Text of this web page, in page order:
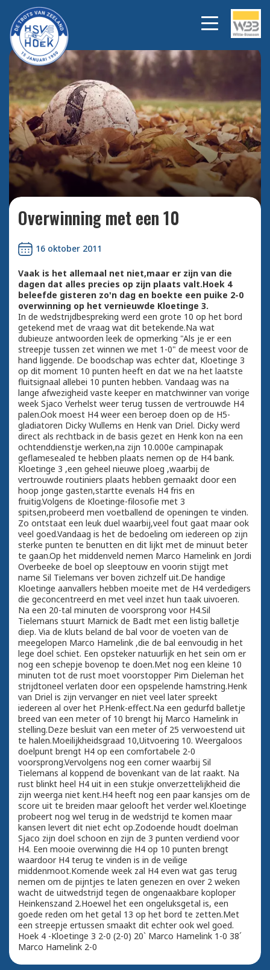
Bekijk alle foto's
Overwinning met een 10
16 oktober 2011
Vaak is het allemaal net niet,maar er zijn van die
dagen dat alles precies op zijn plaats valt.Hoek 4
beleefde gisteren zo'n dag en boekte een puike 2-0
overwinning op het vernieuwde Kloetinge 3.
In de wedstrijdbespreking werd een grote 10 op het bord
getekend met de vraag wat dit betekende.Na wat
dubieuze antwoorden leek de opmerking "Als je er een
streepje tussen zet winnen we met 1-0" de meest voor de
hand liggende. De boodschap was echter dat, Kloetinge 3
op dit moment 10 punten heeft en dat we na het laatste
fluitsignaal allebei 10 punten hebben. Vandaag was na
lange afwezigheid vaste keeper en matchwinner van vorige
week Sjaco Verhelst weer terug tussen de vertrouwde H4
palen.Ook moest H4 weer een beroep doen op de H5-
gladiatoren Dicky Wullems en Henk van Driel. Dicky werd
direct als rechtback in de basis gezet en Henk kon na een
ochtenddienstje werken,na zijn 10.000e campinapak
geflamesealed te hebben plaats nemen op de H4 bank.
Kloetinge 3 ,een geheel nieuwe ploeg ,waarbij de
vertrouwde routiniers plaats hebben gemaakt door een
hoop jonge gasten,startte evenals H4 fris en
fruitig.Volgens de Kloetinge-filosofie met 3
spitsen,probeerd men voetballend de openingen te vinden.
Zo ontstaat een leuk duel waarbij,veel fout gaat maar ook
veel goed.Vandaag is het de bedoeling om iedereen op zijn
sterke punten te benutten en dit lijkt met de minuut beter
te gaan.Op het middenveld nemen Marco Hamelink en Jordi
Overbeeke de boel op sleeptouw en voorin stijgt met
name Sil Tielemans ver boven zichzelf uit.De handige
Kloetinge aanvallers hebben moeite met de H4 verdedigers
die geconcentreerd en met veel inzet hun taak uivoeren.
Na een 20-tal minuten de voorsprong voor H4.Sil
Tielemans stuurt Marnick de Badt met een listig balletje
diep. Via de kluts beland de bal voor de voeten van de
meegelopen Marco Hamelink ,die de bal eenvoudig in het
lege doel schiet. Een opsteker natuurlijk en het sein om er
nog een schepje bovenop te doen.Met nog een kleine 10
minuten tot de rust moet voorstopper Pim Dieleman het
strijdtoneel verlaten door een opspelende hamstring.Henk
van Driel is zijn vervanger en niet veel later spreekt
iedereen al over het P.Henk-effect.Na een gedurfd balletje
breed van een meter of 10 brengt hij Marco Hamelink in
stelling.Deze besluit van een meter of 25 verwoestend uit
te halen.Moeilijkheidsgraad 10,Uitvoering 10. Weergaloos
doelpunt brengt H4 op een comfortabele 2-0
voorsprong.Vervolgens nog een corner waarbij Sil
Tielemans al koppend de bovenkant van de lat raakt. Na
rust blinkt heel H4 uit in een stukje onverzettelijkheid die
zijn weerga niet kent.H4 heeft nog een paar kansjes om de
score uit te breiden maar gelooft het verder wel.Kloetinge
probeert nog wel terug in de wedstrijd te komen maar
kansen levert dit niet echt op.Zodoende houdt doelman
Sjaco zijn doel schoon en zijn de 3 punten verdiend voor
H4. Een mooie overwinng die H4 op 10 punten brengt
waardoor H4 terug te vinden is in de veilige
middenmoot.Komende week zal H4 even wat gas terug
nemen om de pijntjes te laten genezen en over 2 weken
wacht de uitwedstrijd tegen de ongenaakbare koploper
Heinkenszand 2.Hoewel het een ongeluksgetal is, een
goede reden om het getal 13 op het bord te zetten.Met
een streepje ertussen smaakt dit echter ook wel goed.
Hoek 4 -Kloetinge 3 2-0 (2-0) 20` Marco Hamelink 1-0 38´
Marco Hamelink 2-0